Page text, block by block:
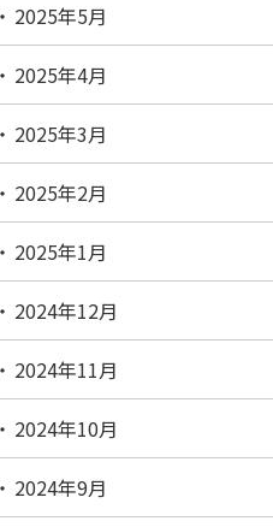
2025年5月
2025年4月
2025年3月
2025年2月
2025年1月
2024年12月
2024年11月
2024年10月
2024年9月